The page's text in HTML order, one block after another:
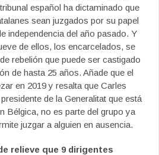
español ha dictaminado que
sean juzgados por su papel
independencia del año pasado. Y
de ellos, los encarcelados, se
rebelión que puede ser castigado
de hasta 25 años. Añade que el
en 2019 y resalta que Carles
de la Generalitat que está
Bélgica, no es parte del grupo ya
juzgar a alguien en ausencia.
relieve que 9 dirigentes